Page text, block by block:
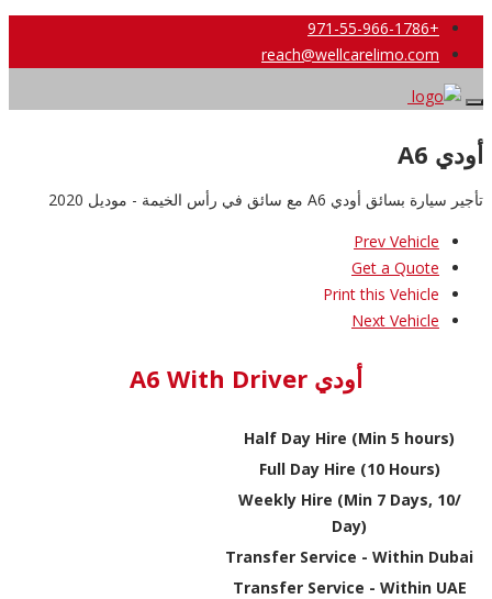
+971-55-966-1786
reach@wellcarelimo.com
أودي A6
تأجير سيارة بسائق أودي A6 مع سائق في رأس الخيمة - موديل 2020
Prev Vehicle
Get a Quote
Print this Vehicle
Next Vehicle
أودي A6 With Driver
Half Day Hire (Min 5 hours)
Full Day Hire (10 Hours)
Weekly Hire (Min 7 Days, 10/
Day)
Transfer Service - Within Dubai
Transfer Service - Within UAE